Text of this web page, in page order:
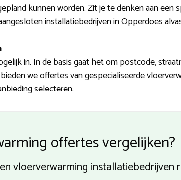
kunnen worden. Zit je te denken aan
installatiebedrijven in Opperdoes
in. In de basis gaat het om postcode,
we offertes van gespecialiseerde
selecteren.
offertes vergelijken?
vloerverwarming installatiebedrijven